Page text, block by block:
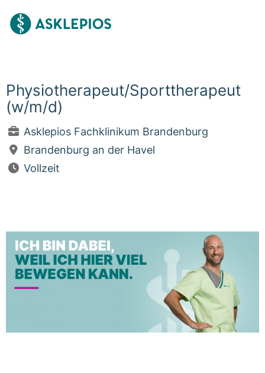
Physiotherapeut/Sporttherapeut
(w/m/d)
Asklepios Fachklinikum Brandenburg
Brandenburg an der Havel
Vollzeit